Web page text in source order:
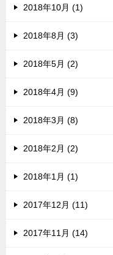
2018年10月 (1)
2018年8月 (3)
2018年5月 (2)
2018年4月 (9)
2018年3月 (8)
2018年2月 (2)
2018年1月 (1)
2017年12月 (11)
2017年11月 (14)